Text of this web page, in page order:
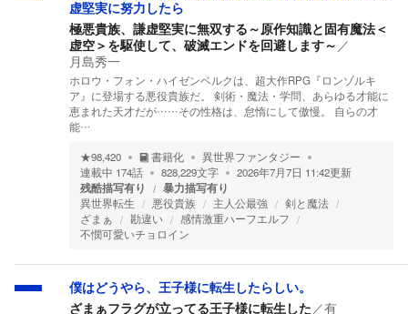
虚堅実に努力したら
極悪貴族、謙虚堅実に無双する～原作知識と固有魔法＜
虚空＞を駆使して、破滅エンドを回避します～ ／
月島秀一
ホロウ・フォン・ハイゼンベルクは、超大作RPG『ロンゾルキ
ア』に登場する悪役貴族だ。 剣術・魔法・学問、あらゆる才能に
恵まれた天才だが……その性格は、怠惰にして傲慢。 自らの才
能…
★98,420 書籍化
異世界ファンタジー
連載中 174話 828,229文字 2026年7月7日 11:42更新
残酷描写有り 暴力描写有り
異世界転生 悪役貴族 主人公最強
剣と魔法
ざまぁ
勘違い
感情激重ハーフエルフ
不憫可愛いチョロイン
僕はどうやら、王子様に転生したらしい。
ざまぁフラグが立ってる王子様に転生した／有